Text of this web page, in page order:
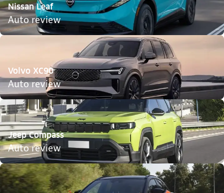
Nissan Leaf
Auto review
Volvo XC90
Auto review
Jeep Compass
Auto review